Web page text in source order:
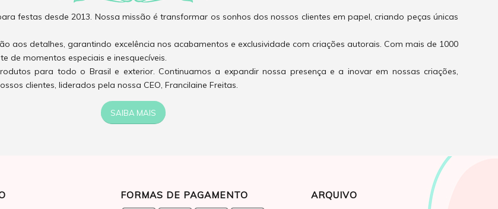
festas desde 2013. Nossa missão é transformar os sonhos dos nossos clientes em papel, criando peças únicas
aos detalhes, garantindo excelência nos acabamentos e exclusividade com criações autorais. Com mais de 1000
de momentos especiais e inesquecíveis.
para todo o Brasil e exterior. Continuamos a expandir nossa presença e a inovar em nossas criações,
clientes, liderados pela nossa CEO, Francilaine Freitas.
SAIBA MAIS
FORMAS DE PAGAMENTO ARQUIVO